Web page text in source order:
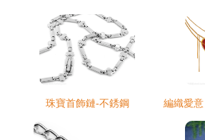
珠寶首飾鏈-不銹鋼